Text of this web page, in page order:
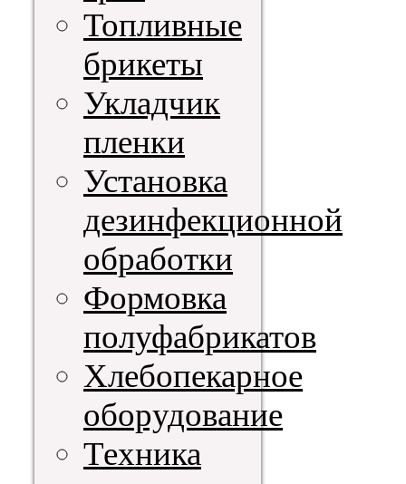
Топливные
брикеты
Укладчик
пленки
Установка
дезинфекционной
обработки
Формовка
полуфабрикатов
Хлебопекарное
оборудование
Техника